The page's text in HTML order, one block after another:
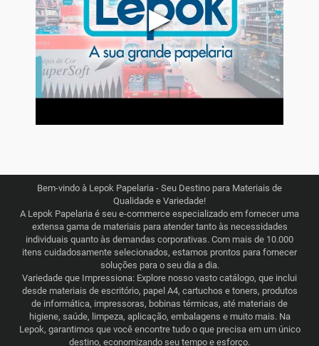
▶
Bem-vindo à Lepok Papelaria - Seu Destino para Materiais de
Qualidade e Variedade!
A Lepok Papelaria é seu e-commerce especializado em fornecer uma
extensa gama de materiais para atender tanto às necessidades
individuais quanto às demandas corporativas. Com mais de 10.000
itens cuidadosamente selecionados, estamos prontos para fornecer
soluções para o seu dia a dia.
Variedade que Impressiona: Explore nosso vasto catálogo, que inclui
desde materiais de escritório, papel A4, cartuchos e toners, produtos
de informática, impressoras, bobinas térmicas, até materiais de
higiene, saúde, limpeza, aplicação, embalagens e muito mais. Na
Lepok, garantimos que você encontre tudo o que precisa em um único
destino, economizando seu tempo e esforço.